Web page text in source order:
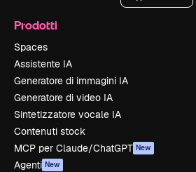
Prodotti
Spaces
Assistente IA
Generatore di immagini IA
Generatore di video IA
Sintetizzatore vocale IA
Contenuti stock
MCP per Claude/ChatGPT New
Agenti New